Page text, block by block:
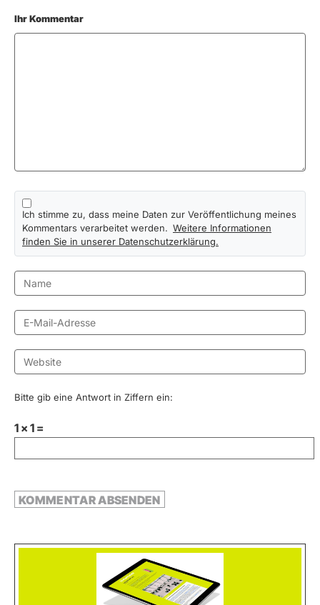
Ihr Kommentar
Ich stimme zu, dass meine Daten zur Veröffentlichung meines
Kommentars verarbeitet werden. Weitere Informationen
finden Sie in unserer Datenschutzerklärung.
Bitte gib eine Antwort in Ziffern ein:
1 × 1 =